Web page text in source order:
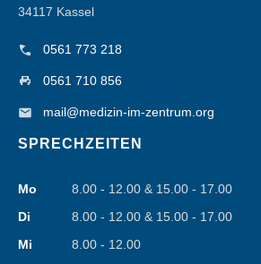
34117 Kassel
0561 773 218
0561 710 856
mail@medizin-im-zentrum.org
SPRECHZEITEN
Mo
8.00 - 12.00 & 15.00 - 17.00
Di
8.00 - 12.00 & 15.00 - 17.00
Mi
8.00 - 12.00